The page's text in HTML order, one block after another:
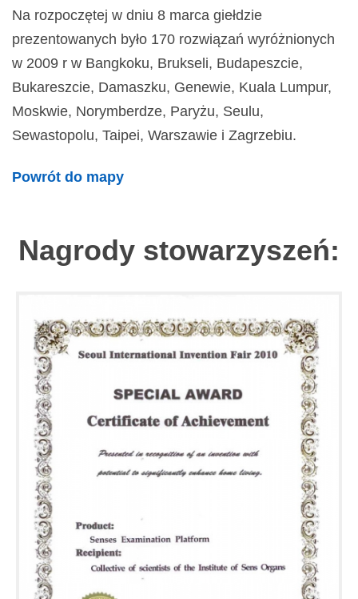
Na rozpoczętej w dniu 8 marca giełdzie
prezentowanych było 170 rozwiązań wyróżnionych
w 2009 r w Bangkoku, Brukseli, Budapeszcie,
Bukareszcie, Damaszku, Genewie, Kuala Lumpur,
Moskwie, Norymberdze, Paryżu, Seulu,
Sewastopolu, Taipei, Warszawie i Zagrzebiu.
Powrót do mapy
Nagrody stowarzyszeń: